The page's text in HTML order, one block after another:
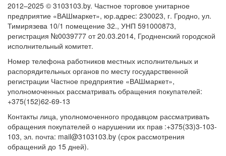
2012–2025 © 3103103.by. Частное торговое унитарное
предприятие «ВАШмаркет», юр.адрес: 230023, г. Гродно, ул.
Тимирязева 10/1 помещение 32., УНП 591000873,
регистрация №0039777 от 20.03.2014, Гродненский городской
исполнительный комитет.
Номер телефона работников местных исполнительных и
распорядительных органов по месту государственной
регистрации Частное предприятие «ВАШмаркет»,
уполномоченных рассматривать обращения покупателей:
+375(152)62-69-13
Контакты лица, уполномоченного продавцом рассматривать
обращения покупателей о нарушении их прав :+375(33)3-103-
103, эл. почта: mail@3103103.by (срок рассмотрения
обращений до 15 дней).